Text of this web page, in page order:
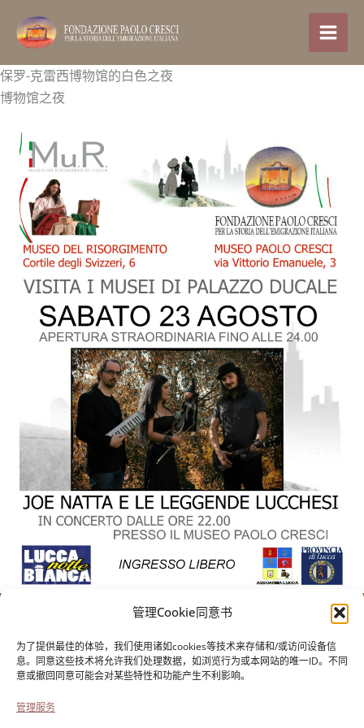
管理Cookie同意书
为了提供最佳的体验，我们使用诸如cookies等技术来存储和/或访问设备信
息。同意这些技术将允许我们处理数据，如浏览行为或本网站的唯一ID。不同
意或撤回同意可能会对某些特性和功能产生不利影响。
管理服务
容
保罗-克雷西博物馆的白色之夜
博物馆之夜
保罗-克雷西基金会用于意大利移民的历史
Cortile Carrara, 1 - 55100 Lucca
电话0583 417483/4；传真0583 417770